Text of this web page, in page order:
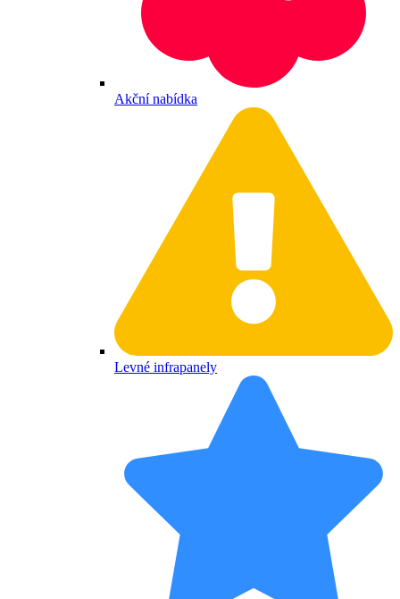
Akční nabídka
Levné infrapanely